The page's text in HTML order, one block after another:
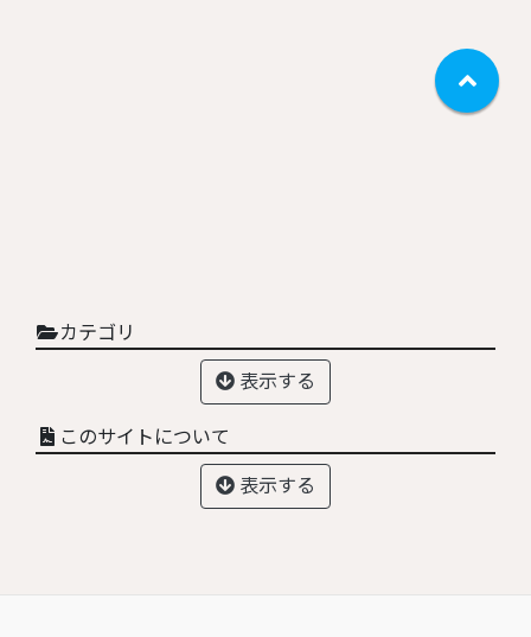
カテゴリ
表示する
このサイトについて
表示する